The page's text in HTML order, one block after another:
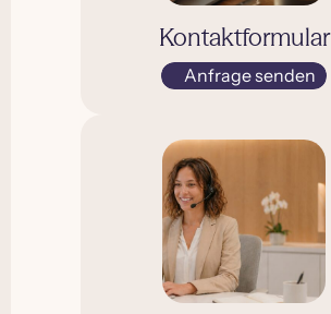
Kontaktformular
Anfrage senden